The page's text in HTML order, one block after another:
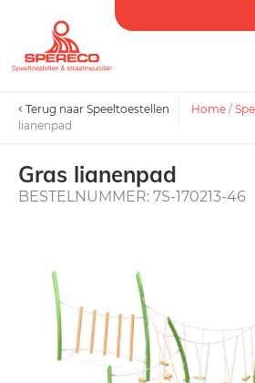
Terug naar Speeltoestellen Home /
lianenpad
Gras lianenpad
BESTELNUMMER: 7S-170213-46